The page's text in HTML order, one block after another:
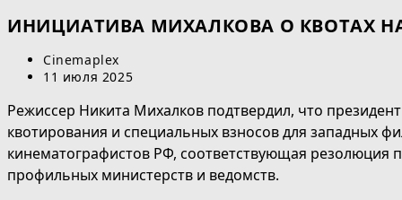
ИНИЦИАТИВА МИХАЛКОВА О КВОТАХ
Автор
записи:
Cinemaplex
Запись
11 июля 2025
Режиссер Никита Михалков подтвердил, что
квотирования и специальных взносов для западных
кинематографистов РФ, соответствующая резолюция
профильных министерств и ведомств.